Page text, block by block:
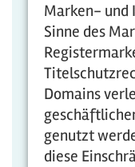
Marken- und
Sinne des
Domains
genutzt
diese